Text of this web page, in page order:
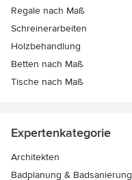
Regale nach Maß
Schreinerarbeiten
Holzbehandlung
Betten nach Maß
Tische nach Maß
Expertenkategorie
Architekten
Badplanung & Badsanierung